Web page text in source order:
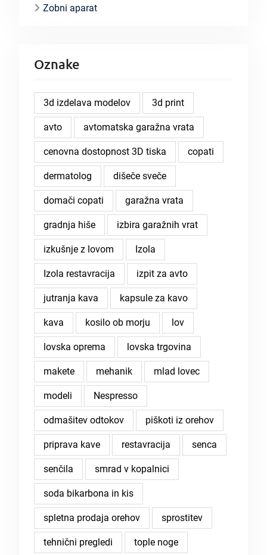
Zobni aparat
Oznake
3d izdelava modelov 3d print
avto avtomatska garažna vrata
cenovna dostopnost 3D tiska copati
dermatolog dišeče sveče
domači copati garažna vrata
gradnja hiše izbira garažnih vrat
izkušnje z lovom Izola
Izola restavracija izpit za avto
jutranja kava kapsule za kavo
kava kosilo ob morju lov
lovska oprema lovska trgovina
makete mehanik mlad lovec
modeli Nespresso
odmašitev odtokov piškoti iz orehov
priprava kave restavracija senca
senčila smrad v kopalnici
soda bikarbona in kis
spletna prodaja orehov sprostitev
tehnični pregledi tople noge